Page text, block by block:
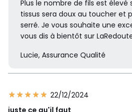
Plus le nombre de fils est élevé
tissus sera doux au toucher et
serré. Je vous souhaite une
vous dis à bientôt sur
Lucie, Assurance Qualité
22/12/2024